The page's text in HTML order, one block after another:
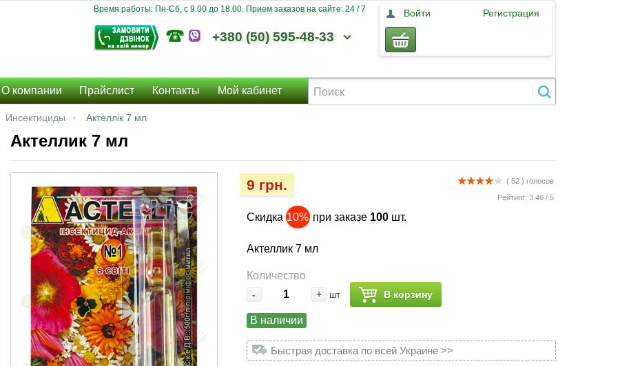
Время работы: Пн-Сб, c 9.00 до 18.00. Прием заказов на сайте: 24 / 7
+380 (50) 595-48-33
Войти Регистрация
О компании Прайслист Контакты Мой кабинет
Инсектициды Актеллік 7 мл
Актеллик 7 мл
( 52 ) голосов
Рейтинг: 3.46/ 5
9 грн.
Скидка 10%при заказе 100шт.
Актеллик 7 мл
Количество
- + шт В корзину
В наличии
Быстрая доставка по всей Украине >>